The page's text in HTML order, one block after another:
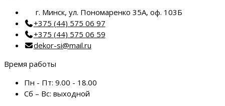
г. Минск, ул. Пономаренко 35А, оф. 103Б
+375 (44) 575 06 97
+375 (44) 575 06 59
dekor-si@mail.ru
Время работы
Пн - Пт: 9.00 - 18.00
Сб – Вс: выходной